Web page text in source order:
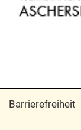
Barrierefreiheit